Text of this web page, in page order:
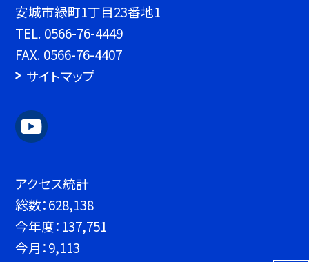
安城市緑町1丁目23番地1
TEL. 0566-76-4449
FAX. 0566-76-4407
サイトマップ
アクセス統計
総数：628,138
今年度： 137,751
今月：9,113